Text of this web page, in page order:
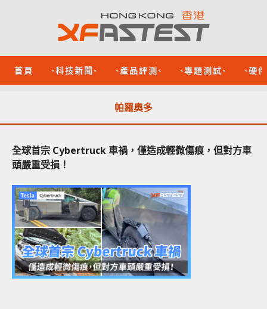
首頁 -科技新聞- -產品評測- -專題測試- -硬
帕羅奧多
全球首宗 Cybertruck 車禍，僅造成輕微傷痕，但對方車
頭嚴重受損！